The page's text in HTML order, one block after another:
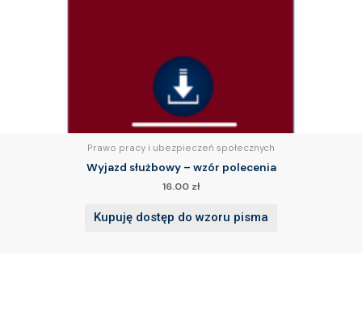
Prawo pracy i ubezpieczeń społecznych
Wyjazd służbowy – wzór polecenia
16.00 zł
Kupuję dostęp do wzoru pisma